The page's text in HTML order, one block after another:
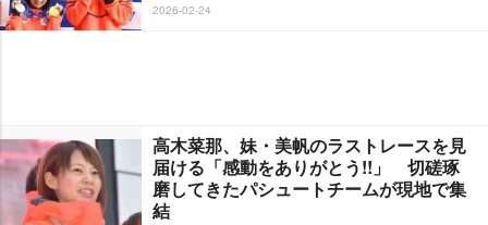
2026-02-24
高木菜那、妹・美帆のラストレースを見
届ける「感動をありがとう!!」 切磋琢
磨してきたパシュートチームが現地で集
結